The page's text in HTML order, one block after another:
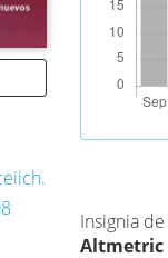
Insignia
Altmetric